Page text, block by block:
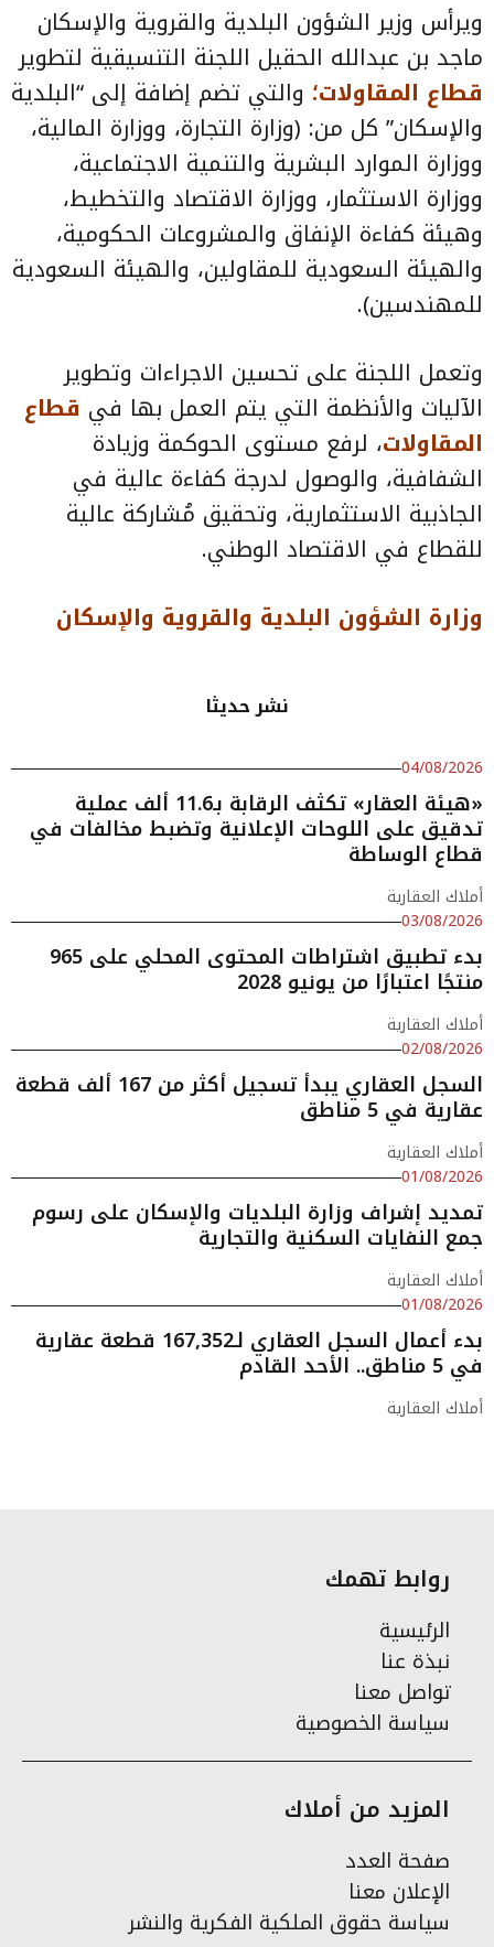
ويرأس وزير الشؤون البلدية والقروية والإسكان
ماجد بن عبدالله الحقيل اللجنة التنسيقية لتطوير
قطاع المقاولات؛ والتي تضم إضافة إلى “البلدية
والإسكان” كل من: (وزارة التجارة، ووزارة المالية،
ووزارة الموارد البشرية والتنمية الاجتماعية،
ووزارة الاستثمار، ووزارة الاقتصاد والتخطيط،
وهيئة كفاءة الإنفاق والمشروعات الحكومية،
والهيئة السعودية للمقاولين، والهيئة السعودية
للمهندسين).
وتعمل اللجنة على تحسين الاجراءات وتطوير
الآليات والأنظمة التي يتم العمل بها في قطاع
المقاولات، لرفع مستوى الحوكمة وزيادة
الشفافية، والوصول لدرجة كفاءة عالية في
الجاذبية الاستثمارية، وتحقيق مُشاركة عالية
للقطاع في الاقتصاد الوطني.
وزارة الشؤون البلدية والقروية والإسكان
نشر حديثا
04/08/2026
«هيئة العقار» تكثف الرقابة بـ11.6 ألف عملية
تدقيق على اللوحات الإعلانية وتضبط مخالفات في
قطاع الوساطة
أملاك العقارية
03/08/2026
بدء تطبيق اشتراطات المحتوى المحلي على 965
منتجًا اعتبارًا من يونيو 2028
أملاك العقارية
02/08/2026
السجل العقاري يبدأ تسجيل أكثر من 167 ألف قطعة
عقارية في 5 مناطق
أملاك العقارية
01/08/2026
تمديد إشراف وزارة البلديات والإسكان على رسوم
جمع النفايات السكنية والتجارية
أملاك العقارية
01/08/2026
بدء أعمال السجل العقاري لـ167,352 قطعة عقارية
في 5 مناطق.. الأحد القادم
أملاك العقارية
روابط تهمك
الرئيسية
نبذة عنا
تواصل معنا
سياسة الخصوصية
المزيد من أملاك
صفحة العدد
الإعلان معنا
سياسة حقوق الملكية الفكرية والنشر